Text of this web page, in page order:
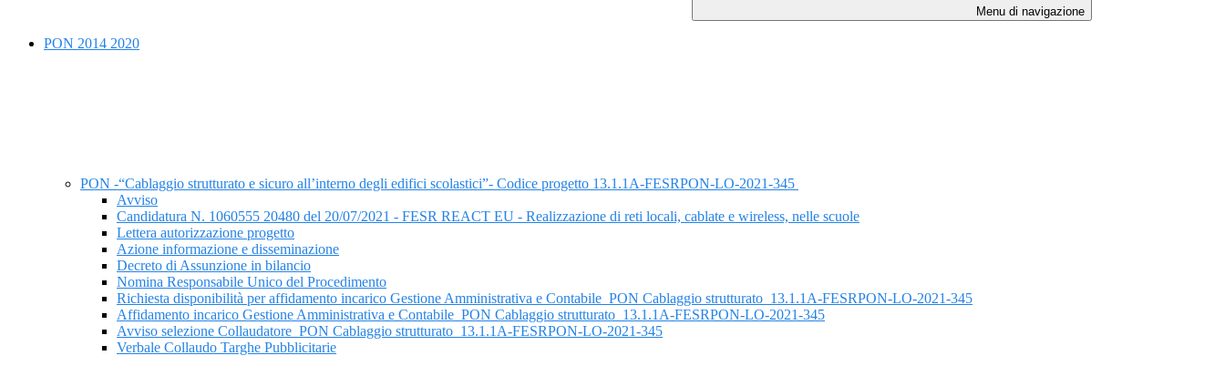
Menu di navigazione
PON 2014 2020
PON -“Cablaggio strutturato e sicuro all’interno degli edifici scolastici”- Codice progetto 13.1.1A-FESRPON-LO-2021-345
Avviso
Candidatura N. 1060555 20480 del 20/07/2021 - FESR REACT EU - Realizzazione di reti locali, cablate e wireless, nelle scuole
Lettera autorizzazione progetto
Azione informazione e disseminazione
Decreto di Assunzione in bilancio
Nomina Responsabile Unico del Procedimento
Richiesta disponibilità per affidamento incarico Gestione Amministrativa e Contabile_PON Cablaggio strutturato_13.1.1A-FESRPON-LO-2021-345
Affidamento incarico Gestione Amministrativa e Contabile_PON Cablaggio strutturato_13.1.1A-FESRPON-LO-2021-345
Avviso selezione Collaudatore_PON Cablaggio strutturato_13.1.1A-FESRPON-LO-2021-345
Verbale Collaudo Targhe Pubblicitarie